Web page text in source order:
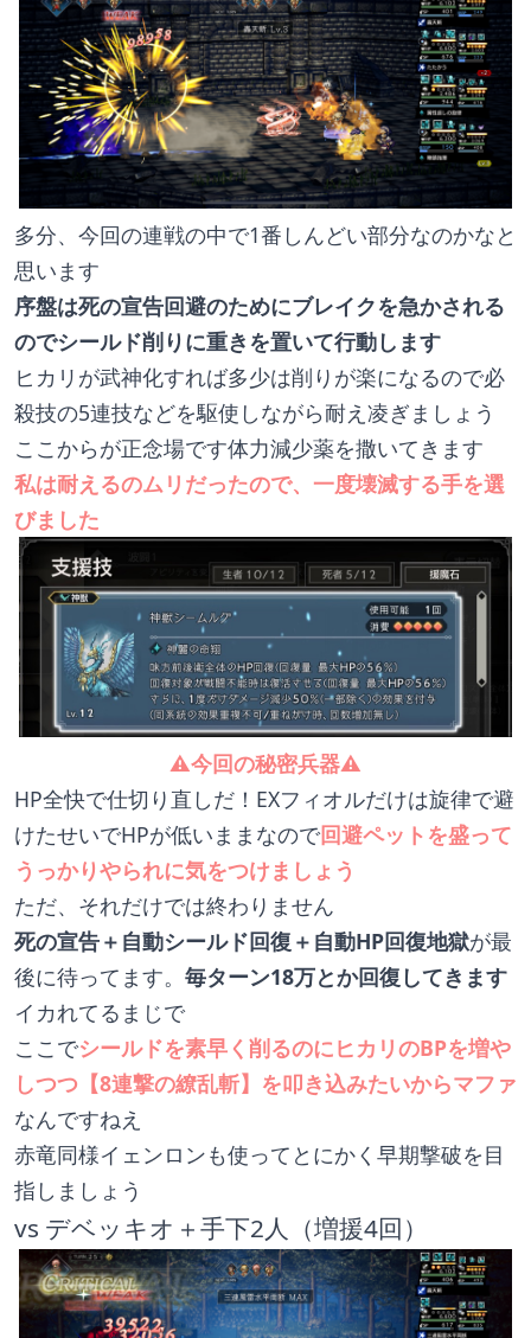
多分、今回の連戦の中で1番しんどい部分なのかなと
思います
序盤は死の宣告回避のためにブレイクを急かされる
のでシールド削りに重きを置いて行動します
ヒカリが武神化すれば多少は削りが楽になるので必
殺技の5連技などを駆使しながら耐え凌ぎましょう
ここからが正念場です体力減少薬を撒いてきます
私は耐えるのムリだったので、一度壊滅する手を選
びました
⚠️今回の秘密兵器⚠️
HP全快で仕切り直しだ！EXフィオルだけは旋律で避
けたせいでHPが低いままなので回避ペットを盛って
うっかりやられに気をつけましょう
ただ、それだけでは終わりません
死の宣告＋自動シールド回復＋自動HP回復地獄が最
後に待ってます。 毎ターン18万とか回復してきます
イカれてるまじで
ここでシールドを素早く削るのにヒカリのBPを増や
しつつ【8連撃の繚乱斬】を叩き込みたいからマファ
なんですねえ
赤竜同様イェンロンも使ってとにかく早期撃破を目
指しましょう
vs デベッキオ＋手下2人（増援4回）